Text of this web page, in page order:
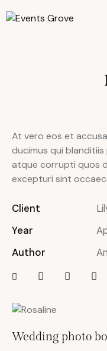
At vero eos et
ducimus qui
atque corrupti quos
excepturi sint
Client
Year
Author
Wedding photo